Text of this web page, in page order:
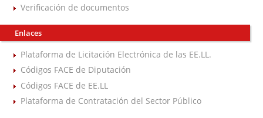
Verificación de documentos
Enlaces
Plataforma de Licitación Electrónica de las EE.LL.
Códigos FACE de Diputación
Códigos FACE de EE.LL
Plataforma de Contratación del Sector Público